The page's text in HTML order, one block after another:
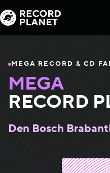
MEGA RECORD & CD
MEGA
RECORD
Den Bosch